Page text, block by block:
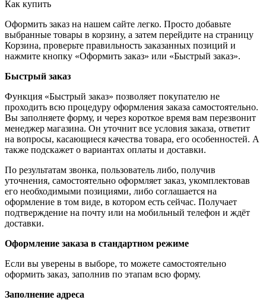
Как купить
Оформить заказ на нашем сайте легко. Просто добавьте
выбранные товары в корзину, а затем перейдите на страницу
Корзина, проверьте правильность заказанных позиций и
нажмите кнопку «Оформить заказ» или «Быстрый заказ».
Быстрый заказ
Функция «Быстрый заказ» позволяет покупателю не
проходить всю процедуру оформления заказа самостоятельно.
Вы заполняете форму, и через короткое время вам перезвонит
менеджер магазина. Он уточнит все условия заказа, ответит
на вопросы, касающиеся качества товара, его особенностей. А
также подскажет о вариантах оплаты и доставки.
По результатам звонка, пользователь либо, получив
уточнения, самостоятельно оформляет заказ, укомплектовав
его необходимыми позициями, либо соглашается на
оформление в том виде, в котором есть сейчас. Получает
подтверждение на почту или на мобильный телефон и ждёт
доставки.
Оформление заказа в стандартном режиме
Если вы уверены в выборе, то можете самостоятельно
оформить заказ, заполнив по этапам всю форму.
Заполнение адреса